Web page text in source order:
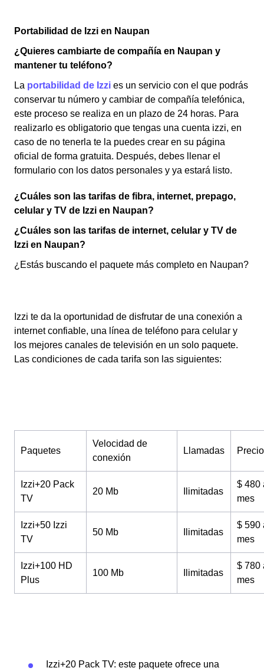
Portabilidad de Izzi en Naupan
¿Quieres cambiarte de compañía en Naupan y
mantener tu teléfono?
La portabilidad de Izzi es un servicio con el que podrás
conservar tu número y cambiar de compañía telefónica,
este proceso se realiza en un plazo de 24 horas. Para
realizarlo es obligatorio que tengas una cuenta izzi, en
caso de no tenerla te la puedes crear en su página
oficial de forma gratuita. Después, debes llenar el
formulario con los datos personales y ya estará listo.
¿Cuáles son las tarifas de fibra, internet, prepago,
celular y TV de Izzi en Naupan?
¿Cuáles son las tarifas de internet, celular y TV de
Izzi en Naupan?
¿Estás buscando el paquete más completo en Naupan?
Izzi te da la oportunidad de disfrutar de una conexión a
internet confiable, una línea de teléfono para celular y
los mejores canales de televisión en un solo paquete.
Las condiciones de cada tarifa son las siguientes:
Paquetes
Velocidad de
conexión
Llamadas Precio
Izzi+20 Pack
TV
20 Mb Ilimitadas
$ 480
mes
Izzi+50 Izzi
TV
50 Mb Ilimitadas
$ 590
mes
Izzi+100 HD
Plus
100 Mb Ilimitadas
$ 780
mes
Izzi+20 Pack TV: este paquete ofrece una